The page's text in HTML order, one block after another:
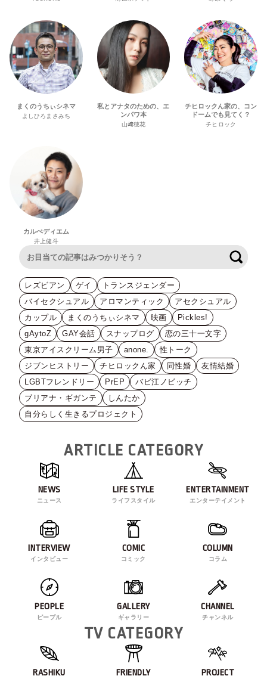
まくのうちぃシネマ
よしひろまさみち
私とアナタのための、エ
ンパワ本
山﨑穂花
チヒロックん家の、コン
ドームでも見てく？
チヒロック
カルぺディエム
井上健斗
レズビアン ゲイ
トランスジェンダー
バイセクシュアル
アロマンティック
アセクシュアル
カップル
まくのうちぃシネマ 映画
Pickles!
gAytoZ
GAY会話 スナップログ
恋の三十一文字
東京アイスクリーム男子
anone.
性トーク
ジブンヒストリー
チヒロックん家 同性婚
友情結婚
LGBTフレンドリー
PrEP
バビ江ノビッチ
ブリアナ・ギガンテ
しんたか
自分らしく生きるプロジェクト
ARTICLE CATEGORY
NEWS
ニュース
LIFE STYLE
ライフスタイル
ENTERTAINMENT
エンターテイメント
INTERVIEW
インタビュー
COMIC
コミック
COLUMN
コラム
PEOPLE
ピープル
GALLERY
ギャラリー
CHANNEL
チャンネル
TV CATEGORY
RASHIKU FRIENDLY PROJECT